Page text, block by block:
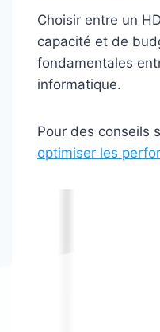
Choisir entre un
capacité et de
fondamentales
informatique.
Pour des conseils
optimiser les